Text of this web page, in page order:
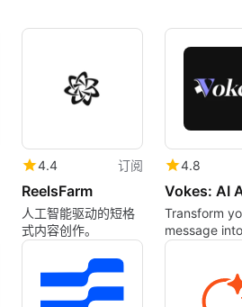
4.4 订阅
ReelsFarm
人工智能驱动的短格
式内容创作。
4.8
Transform
message into
engaging
—an all-in-
video studio.